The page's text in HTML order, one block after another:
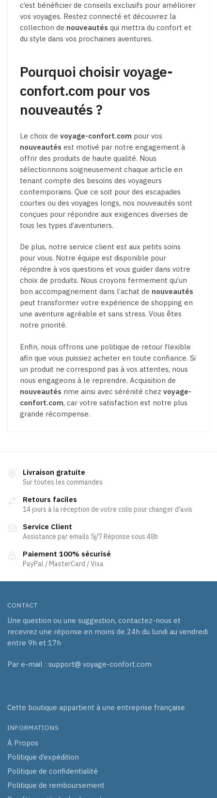
c’est bénéficier de conseils exclusifs pour améliorer
vos voyages. Restez connecté et découvrez la
collection de nouveautés qui mettra du confort et
du style dans vos prochaines aventures.
Pourquoi choisir voyage-
confort.com pour vos
nouveautés ?
Le choix de voyage-confort.com pour vos
nouveautés est motivé par notre engagement à
offrir des produits de haute qualité. Nous
sélectionnons soigneusement chaque article en
tenant compte des besoins des voyageurs
contemporains. Que ce soit pour des escapades
courtes ou des voyages longs, nos nouveautés sont
conçues pour répondre aux exigences diverses de
tous les types d’aventuriers.
De plus, notre service client est aux petits soins
pour vous. Notre équipe est disponible pour
répondre à vos questions et vous guider dans votre
choix de produits. Nous croyons fermement qu’un
bon accompagnement dans l’achat de nouveautés
peut transformer votre expérience de shopping en
une aventure agréable et sans stress. Vous êtes
notre priorité.
Enfin, nous offrons une politique de retour flexible
afin que vous puissiez acheter en toute confiance. Si
un produit ne correspond pas à vos attentes, nous
nous engageons à le reprendre. Acquisition de
nouveautés rime ainsi avec sérénité chez voyage-
confort.com, car votre satisfaction est notre plus
grande récompense.
Livraison gratuite
Sur toutes les commandes
Retours faciles
14 jours à la réception de votre colis pour changer d'avis
Service Client
Assistance par emails 5j/7 Réponse sous 48h
Paiement 100% sécurisé
PayPal / MasterCard / Visa
CONTACT
Une question ou une suggestion, contactez-nous et
recevrez une réponse en moins de 24h du lundi au vendredi
entre 9h et 17h
Par e-mail : support@ voyage-confort.com
Cette boutique appartient à une entreprise française
INFORMATIONS
À Propos
Politique d’expédition
Politique de confidentialité
Politique de remboursement